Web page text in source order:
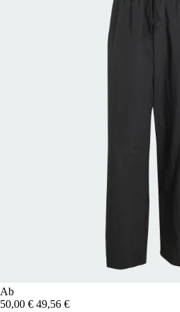
Ab
50,00 € 49,56 €